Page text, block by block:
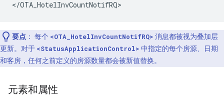
要点 ： 每个 <OTA_HotelInvCountNotifRQ> 消息都被视为叠加层
更新。对于 <StatusApplicationControl> 中指定的每个房源、日期
和客房，任何之前定义的房源数量都会被新值替换。
元素和属性